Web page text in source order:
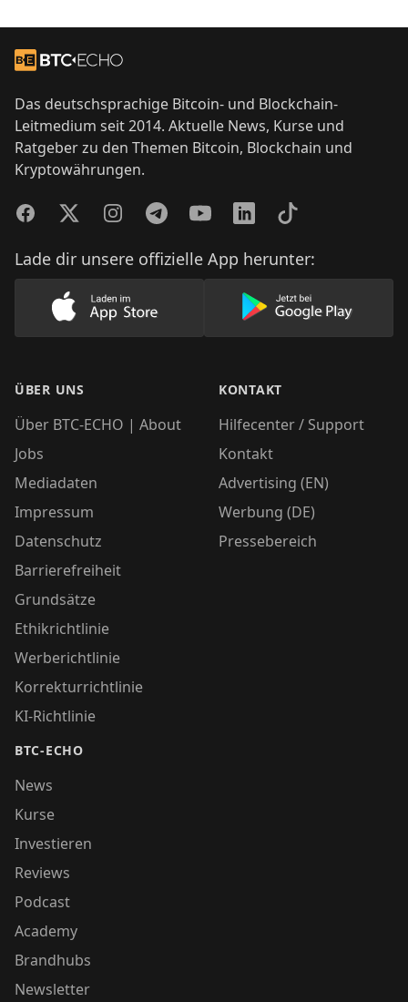
Zur Startseite
Das deutschsprachige Bitcoin- und Blockchain-
Leitmedium seit 2014. Aktuelle News, Kurse und
Ratgeber zu den Themen Bitcoin, Blockchain und
Kryptowährungen.
FacebookTwitterInstagramTelegramYouTubeLinkedInTikTok
Lade dir unsere offizielle App herunter:
Lade unsere App im AppStore herunter
Lade unsere
ÜBER UNS
Über BTC-ECHO | About
Jobs
Mediadaten
Impressum
Datenschutz
Barrierefreiheit
Grundsätze
Ethikrichtlinie
Werberichtlinie
Korrekturrichtlinie
KI-Richtlinie
BTC-ECHO
News
Kurse
Investieren
Reviews
Podcast
Academy
Brandhubs
Newsletter
KONTAKT
Hilfecenter / Support
Kontakt
Advertising (EN)
Werbung (DE)
Pressebereich